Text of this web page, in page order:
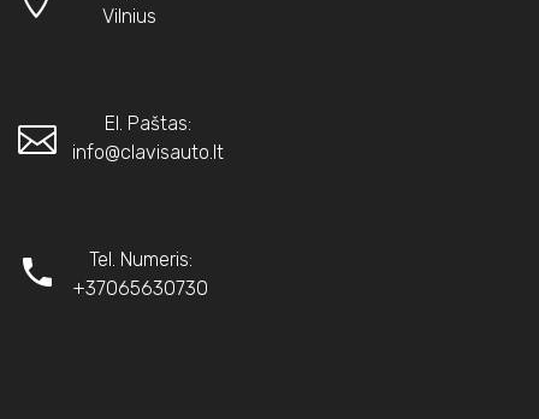
Vilnius
El. Paštas:
info@clavisauto.lt
Tel. Numeris:
+37065630730